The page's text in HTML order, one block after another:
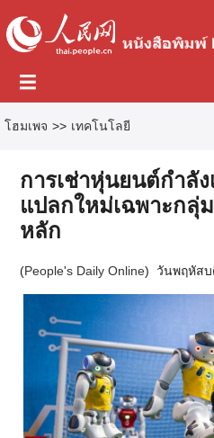
โฮมเพจ >> เทคโนโลยี
การเช่าหุ่นยนต์กำลั
แปลกใหม่เฉพาะกลุ่
หลัก
(People's Daily Online) วันพฤหัส